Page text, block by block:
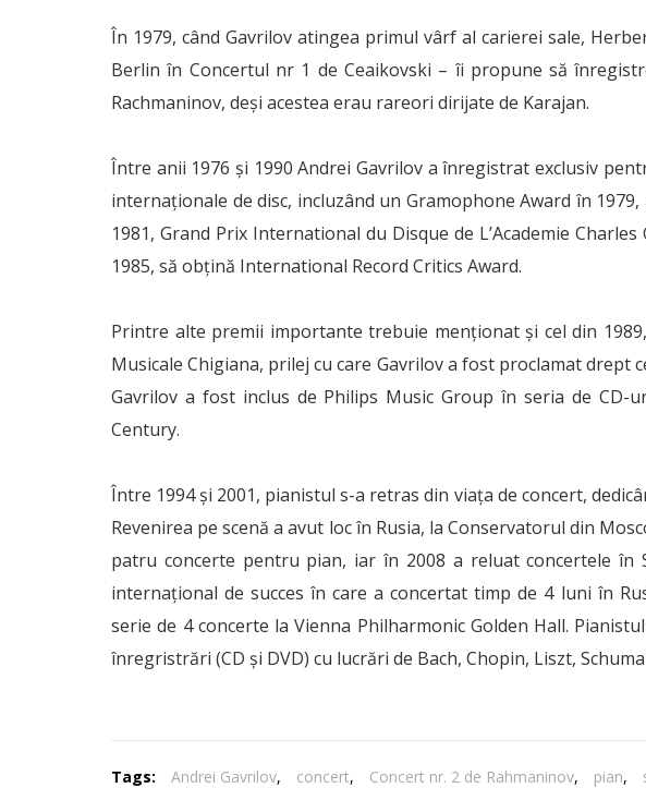
În 1979, când Gavrilov atingea primul vârf al carierei sale,
Berlin în Concertul nr 1 de Ceaikovski – îi propune să
Rachmaninov, deși acestea erau rareori dirijate de Karajan.
Între anii 1976 și 1990 Andrei Gavrilov a înregistrat exclusiv
internaționale de disc, incluzând un Gramophone Award în
1981, Grand Prix International du Disque de L’Academie
1985, să obțină International Record Critics Award.
Printre alte premii importante trebuie menționat și cel din
Musicale Chigiana, prilej cu care Gavrilov a fost proclamat drept
Gavrilov a fost inclus de Philips Music Group în seria de CD-
Century.
Între 1994 şi 2001, pianistul s-a retras din viaţa de concert,
Revenirea pe scenă a avut loc în Rusia, la Conservatorul din
patru concerte pentru pian, iar în 2008 a reluat concertele în
internaţional de succes în care a concertat timp de 4 luni în
serie de 4 concerte la Vienna Philharmonic Golden Hall.
înregristrări (CD şi DVD) cu lucrări de Bach, Chopin, Liszt,
Tags: Andrei Gavrilov, concert, Concert nr. 2 de Rahmaninov, pian,